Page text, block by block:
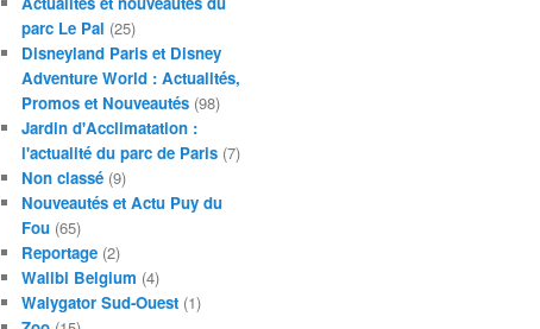
parc Le Pal (25)
Disneyland Paris et Disney
Adventure World : Actualités,
Promos et Nouveautés (98)
Jardin d'Acclimatation :
l'actualité du parc de Paris (7)
Non classé (9)
Nouveautés et Actu Puy du
Fou (65)
Reportage (2)
Walibi Belgium (4)
Walygator Sud-Ouest (1)